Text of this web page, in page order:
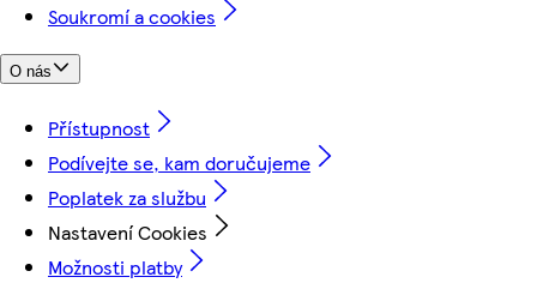
Soukromí a cookies
O nás
Přístupnost
Podívejte se, kam doručujeme
Poplatek za službu
Nastavení Cookies
Možnosti platby